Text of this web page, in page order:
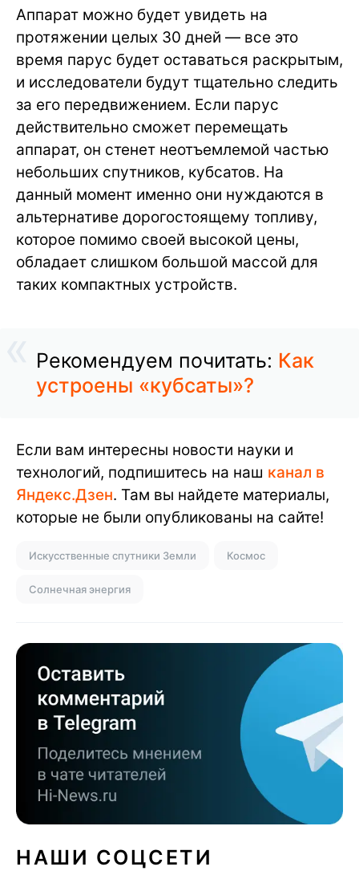
Аппарат можно будет увидеть на
протяжении целых 30 дней — все это
время парус будет оставаться раскрытым,
и исследователи будут тщательно следить
за его передвижением. Если парус
действительно сможет перемещать
аппарат, он стенет неотъемлемой частью
небольших спутников, кубсатов. На
данный момент именно они нуждаются в
альтернативе дорогостоящему топливу,
которое помимо своей высокой цены,
обладает слишком большой массой для
таких компактных устройств.
Рекомендуем почитать: Как
устроены «кубсаты»?
Если вам интересны новости науки и
технологий, подпишитесь на наш канал в
Яндекс.Дзен. Там вы найдете материалы,
которые не были опубликованы на сайте!
Искусственные спутники Земли Космос
Солнечная энергия
НАШИ СОЦСЕТИ